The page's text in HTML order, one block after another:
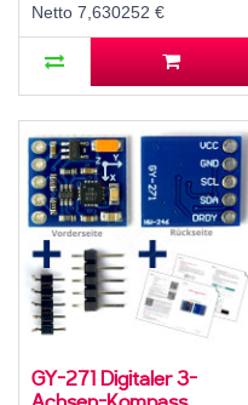
Netto 7,630252 €
GY-271 Digitaler 3-